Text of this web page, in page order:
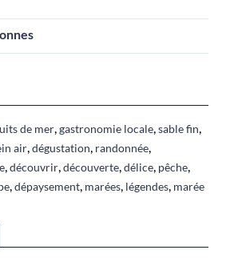
de mer,gastronomie locale,sable fin,
air,dégustation, randonnée,
,découvrir,découverte,délice, pêche,
,dépaysement, marées, légendes, marée